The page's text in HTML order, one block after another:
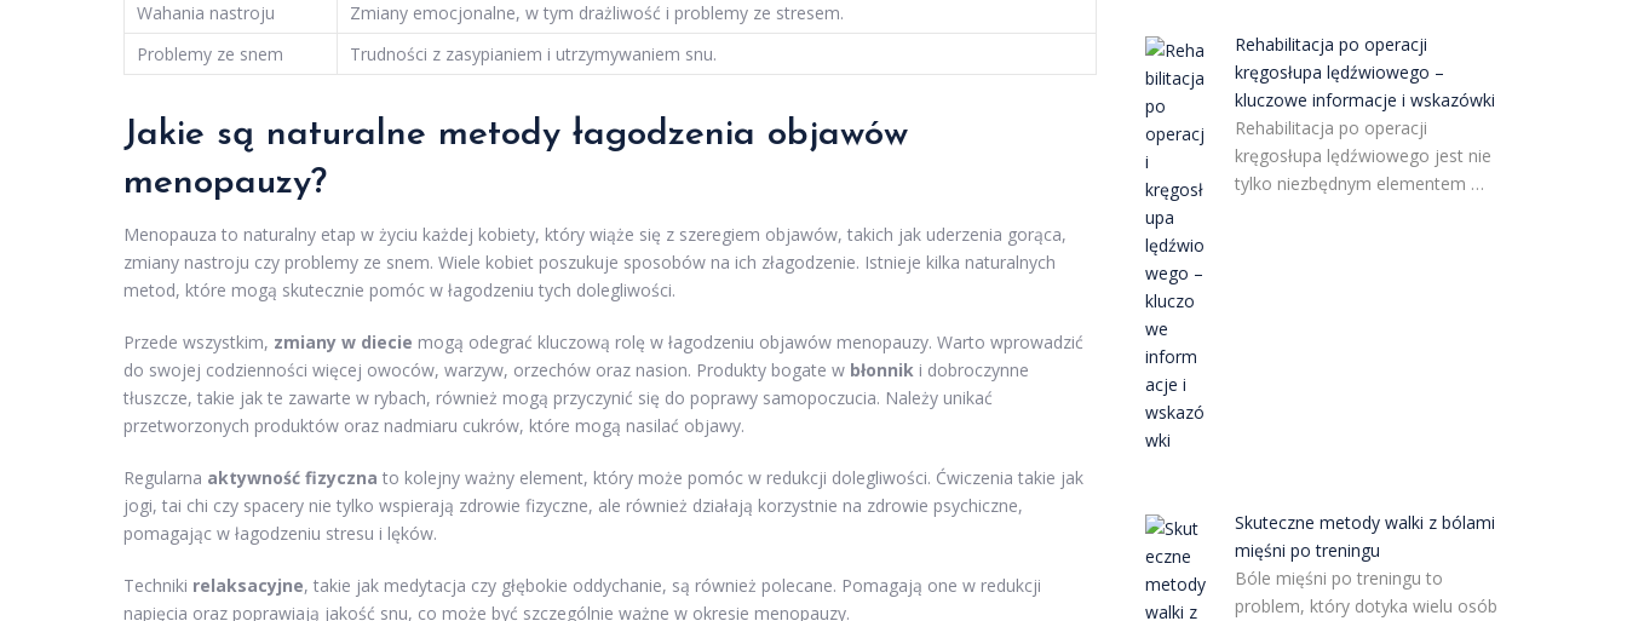
Wahania nastroju
Zmiany emocjonalne, w tym drażliwość i problemy ze stresem.
Problemy ze snem
Trudności z zasypianiem i utrzymywaniem snu.
Jakie są naturalne metody łagodzenia objawów
menopauzy?
Menopauza to naturalny etap w życiu każdej kobiety, który wiąże się z szeregiem objawów, takich jak uderzenia gorąca,
zmiany nastroju czy problemy ze snem. Wiele kobiet poszukuje sposobów na ich złagodzenie. Istnieje kilka naturalnych
metod, które mogą skutecznie pomóc w łagodzeniu tych dolegliwości.
Przede wszystkim, zmiany w diecie mogą odegrać kluczową rolę w łagodzeniu objawów menopauzy. Warto wprowadzić
do swojej codzienności więcej owoców, warzyw, orzechów oraz nasion. Produkty bogate w błonnik i dobroczynne
tłuszcze, takie jak te zawarte w rybach, również mogą przyczynić się do poprawy samopoczucia. Należy unikać
przetworzonych produktów oraz nadmiaru cukrów, które mogą nasilać objawy.
Regularna aktywność fizyczna to kolejny ważny element, który może pomóc w redukcji dolegliwości. Ćwiczenia takie jak
jogi, tai chi czy spacery nie tylko wspierają zdrowie fizyczne, ale również działają korzystnie na zdrowie psychiczne,
pomagając w łagodzeniu stresu i lęków.
Techniki relaksacyjne, takie jak medytacja czy głębokie oddychanie, są również polecane. Pomagają one w redukcji
napięcia oraz poprawiają jakość snu, co może być szczególnie ważne w okresie menopauzy.
Rehabilitacja po operacji
kręgosłupa lędźwiowego –
kluczowe informacje i wskazówki
Rehabilitacja po operacji
kręgosłupa lędźwiowego jest nie
tylko niezbędnym elementem …
Skuteczne metody walki z bólami
mięśni po treningu
Bóle mięśni po treningu to
problem, który dotyka wielu osób